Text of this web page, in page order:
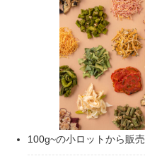
100g~の小ロットから販売